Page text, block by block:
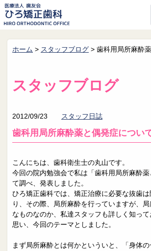
ホーム 矯正治
院長紹介
料金に
メール送信 相談室
皆さんの声 求人
院長日誌 治療相
スタッフブログ サイ
ホーム > スタッフブログ > 歯科用局所麻酔
スタッフブログ
2012/09/23 スタッフ日誌
歯科用局所麻酔薬と偶発症につい
こんにちは、歯科衛生士の丸山です。
今回の院内勉強会で私は「歯科用局所麻酔
て調べ、発表しました。
ひろ矯正歯科では、矯正治療に必要な抜歯
り、その際、局所麻酔を行っていますが、
なものなのか、私達スタッフも詳しく知っ
思い、今回のテーマとしました。
まず局所麻酔とは何かといういと、「身体